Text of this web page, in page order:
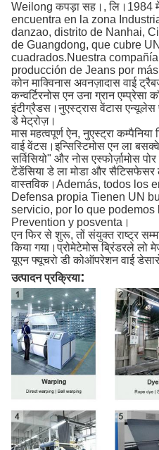
Weilong कपड़ा सह।, लि।1984
encuentra en la zona
danzao, distrito de Nanhai,
de Guangdong, que cubre
cuadrados.Nuestra
producción de Jeans por más
कोन माक्विनास अवनज़ादास वाई
कन्वर्टिरनोस एन उना ग्रान
इंटीग्रैडस।नुएस्ट्रास वेंटास
डे मेट्रोज़।
मास महत्वपूर्ण ऐन, नुएस्ट्रा
वाई वेंटस।इन्सिस्टिमोस एन ला
सर्विसियो" और नोस एस्फोर्ज़ामोस
टेंडेंसिया डे ला मोडा और
वास्तविक।Además, todos los
Defensa propia Tienen UN
servicio, por lo que
Prevention y posventa।
एन फिर से शुरू, तों संयुक्त राष्ट्र
किया गया।प्रोमेटेमोस ब्रिंडरले लो
यूएन फ्यूचरो डी कोऑपरेशन वाई
उत्पादन प्रक्रिया: